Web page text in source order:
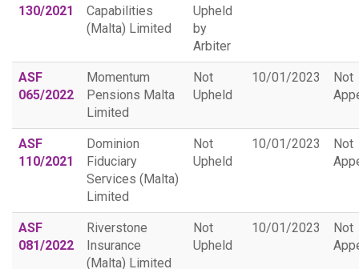
130/2021
Capabilities
(Malta) Limited
Upheld
by
Arbiter
ASF
065/2022
Momentum
Pensions Malta
Limited
Not
Upheld
10/01/2023
Not
ASF
110/2021
Dominion
Fiduciary
Services (Malta)
Limited
Not
Upheld
10/01/2023
Not
ASF
081/2022
Riverstone
Insurance
(Malta) Limited
Not
Upheld
10/01/2023
Not